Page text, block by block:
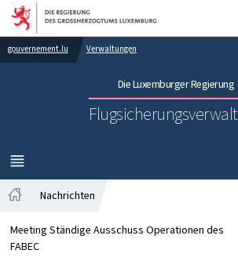
Zur Hauptnavigation
Zum Inhalt
gouvernement.lu Verwaltungen
Die Luxemburger Regierung
MENÜ
HAUPT-
Nachrichten
Meeting Ständige Ausschuss Operationen des
FABEC